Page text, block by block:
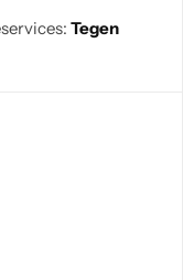
Tegen